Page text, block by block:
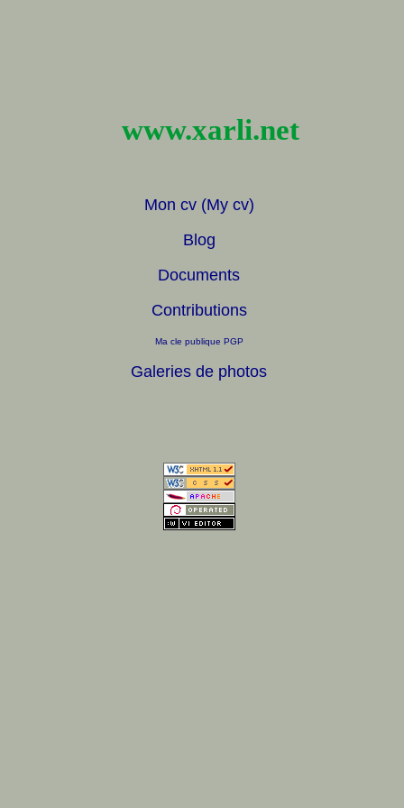
www.xarli.net
Mon cv (My cv)
Blog
Documents
Contributions
Ma cle publique PGP
Galeries de photos